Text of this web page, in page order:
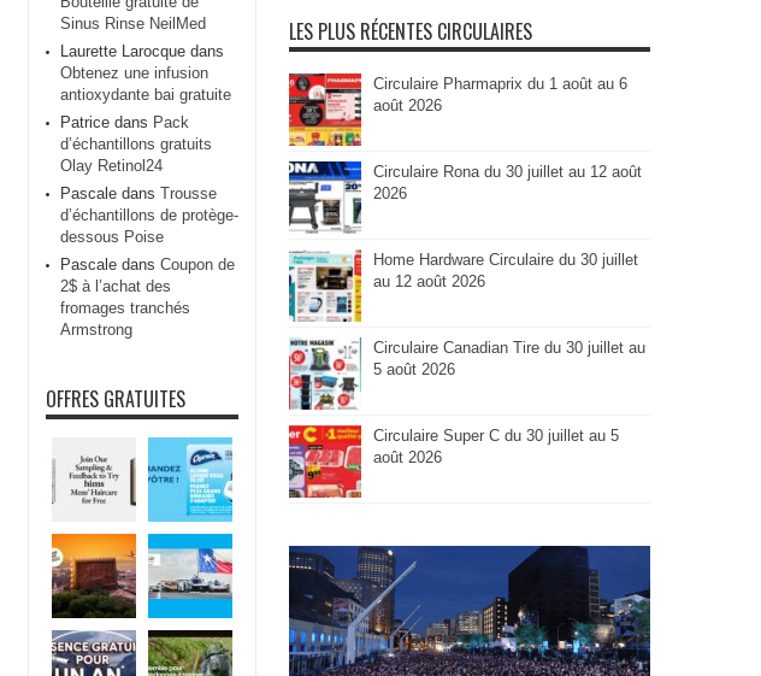
Sinus Rinse NeilMed
Laurette Larocque dans
Obtenez une infusion
antioxydante bai gratuite
Patrice dans Pack
d’échantillons gratuits
Olay Retinol24
Pascale dans Trousse
d’échantillons de protège-
dessous Poise
Pascale dans Coupon de
2$ à l’achat des
fromages tranchés
Armstrong
OFFRES GRATUITES
LES PLUS RÉCENTES CIRCULAIRES
Circulaire Pharmaprix du 1 août au 6
août 2026
Circulaire Rona du 30 juillet au 12 août
2026
Home Hardware Circulaire du 30 juillet
au 12 août 2026
Circulaire Canadian Tire du 30 juillet au
5 août 2026
Circulaire Super C du 30 juillet au 5
août 2026